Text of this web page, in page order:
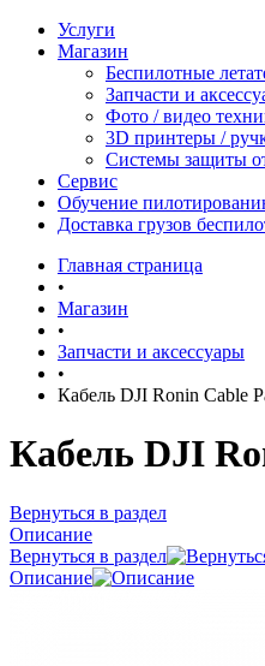
Услуги
Магазин
Беспилотные
Запчасти и
Фото / видео
3D принтеры /
Системы защиты
Сервис
Обучение
Доставка грузов
Главная страница
•
Магазин
•
Запчасти и аксессуары
•
Кабель DJI Ronin Cable
Кабель DJI
Вернуться в раздел
Описание
Вернуться в раздел
Описание